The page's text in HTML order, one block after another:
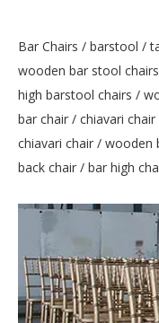
Bar Chairs / barstool /
wooden bar stool
high barstool chairs /
bar chair / chiavari
chiavari chair / wooden
back chair / bar high